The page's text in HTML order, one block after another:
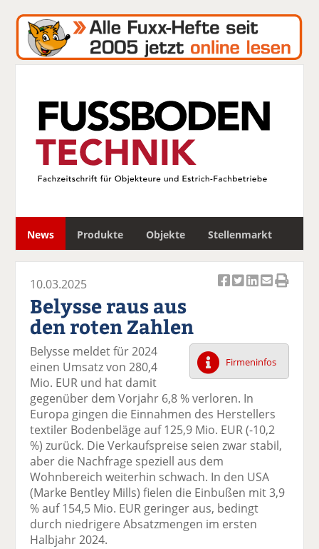
News Produkte Objekte Stellenmarkt
c
el
a
uf
ac
e
b
o
o
k
te
il
e
el
t
wi
er
n
el
a
uf
n
k
e
di
n
te
il
e
n
el
p
er
ai
l
v
er
se
n
el
D
ru
n
10.03.2025
Belysse raus aus
den roten Zahlen
Firmeninfos
Belysse meldet für 2024
einen Umsatz von 280,4
Mio. EUR und hat damit
gegenüber dem Vorjahr 6,8 % verloren. In
Europa gingen die Einnahmen des Herstellers
textiler Bodenbeläge auf 125,9 Mio. EUR (-10,2
%) zurück. Die Verkaufspreise seien zwar stabil,
aber die Nachfrage speziell aus dem
Wohnbereich weiterhin schwach. In den USA
(Marke Bentley Mills) fielen die Einbußen mit 3,9
% auf 154,5 Mio. EUR geringer aus, bedingt
durch niedrigere Absatzmengen im ersten
Halbjahr 2024.